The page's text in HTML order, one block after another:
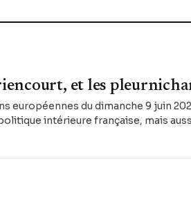
et les
européennes du dimanche 9 juin
intérieure française, mais